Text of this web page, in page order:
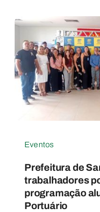
Eventos
Prefeitura de
trabalhadores
programação
Portuário